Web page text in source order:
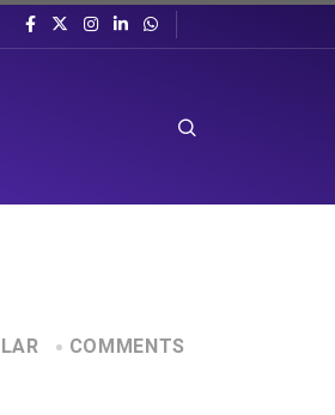
COMMENTS